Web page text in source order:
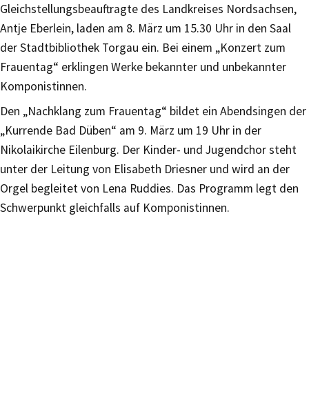
Gleichstellungsbeauftragte des Landkreises Nordsachsen,
Antje Eberlein, laden am 8. März um 15.30 Uhr in den Saal
der Stadtbibliothek Torgau ein. Bei einem „Konzert zum
Frauentag“ erklingen Werke bekannter und unbekannter
Komponistinnen.
Den „Nachklang zum Frauentag“ bildet ein Abendsingen der
„Kurrende Bad Düben“ am 9. März um 19 Uhr in der
Nikolaikirche Eilenburg. Der Kinder- und Jugendchor steht
unter der Leitung von Elisabeth Driesner und wird an der
Orgel begleitet von Lena Ruddies. Das Programm legt den
Schwerpunkt gleichfalls auf Komponistinnen.